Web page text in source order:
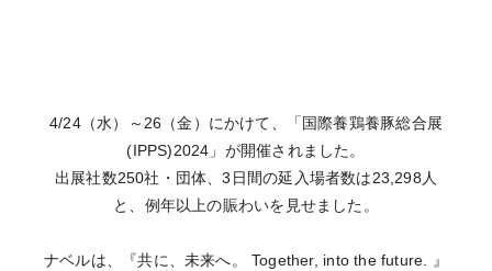
4/24（水）～26（金）にかけて、「国際養鶏養豚総合展
(IPPS)2024」が開催されました。
出展社数250社・団体、3日間の延入場者数は23,298人
と、例年以上の賑わいを見せました。
ナベルは、『共に、未来へ。 Together, into the future. 』